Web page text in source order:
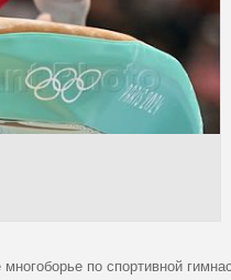
по спортивной